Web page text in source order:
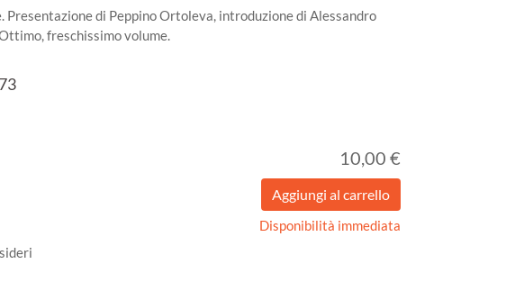
Presentazione di Peppino Ortoleva, introduzione di Alessandro
freschissimo volume.
10,00 €
Disponibilità immediata